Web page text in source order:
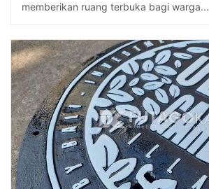
memberikan ruang terbuka bagi warga...